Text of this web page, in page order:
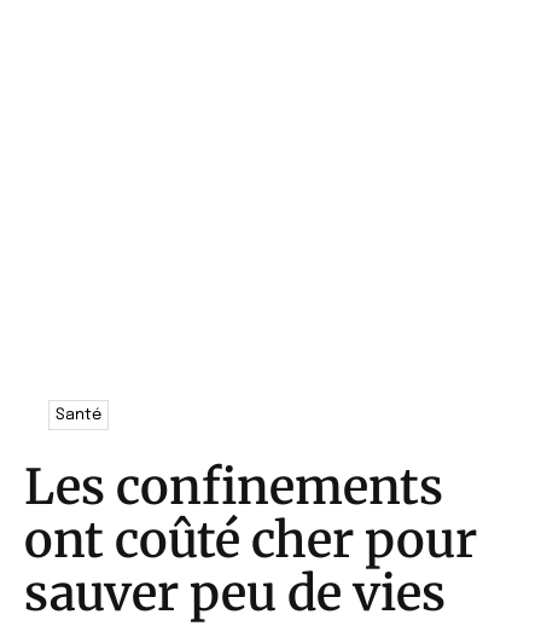
Santé
Les confinements
ont coûté cher pour
sauver peu de vies